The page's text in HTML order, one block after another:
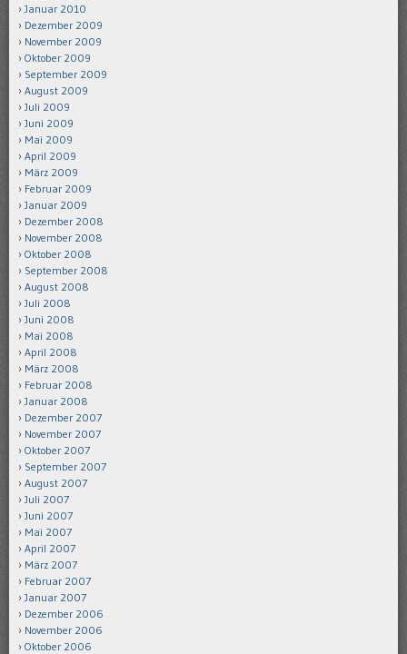
Januar 2010
Dezember 2009
November 2009
Oktober 2009
September 2009
August 2009
Juli 2009
Juni 2009
Mai 2009
April 2009
März 2009
Februar 2009
Januar 2009
Dezember 2008
November 2008
Oktober 2008
September 2008
August 2008
Juli 2008
Juni 2008
Mai 2008
April 2008
März 2008
Februar 2008
Januar 2008
Dezember 2007
November 2007
Oktober 2007
September 2007
August 2007
Juli 2007
Juni 2007
Mai 2007
April 2007
März 2007
Februar 2007
Januar 2007
Dezember 2006
November 2006
Oktober 2006